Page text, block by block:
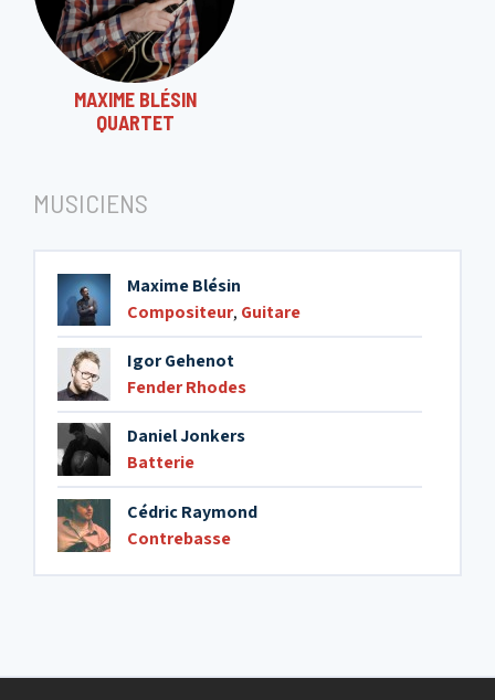
MAXIME BLÉSIN
QUARTET
MUSICIENS
Maxime Blésin
Compositeur, Guitare
Igor Gehenot
Fender Rhodes
Daniel Jonkers
Batterie
Cédric Raymond
Contrebasse